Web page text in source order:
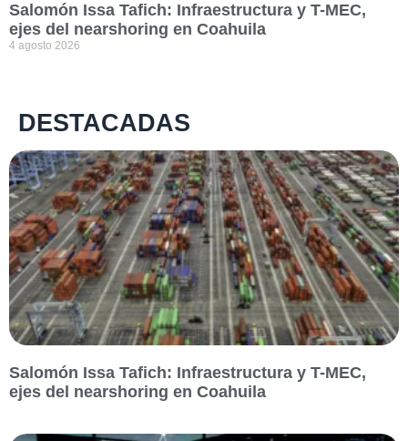
Salomón Issa Tafich: Infraestructura y T-MEC,
ejes del nearshoring en Coahuila
4 agosto 2026
DESTACADAS
Salomón Issa Tafich: Infraestructura y T-MEC,
ejes del nearshoring en Coahuila